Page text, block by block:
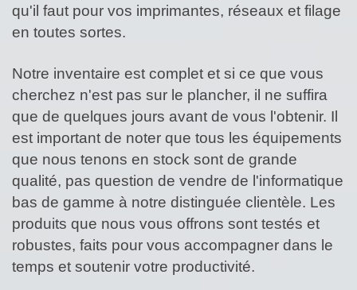
qu'il faut pour vos imprimantes, réseaux et filage
en toutes sortes.
Notre inventaire est complet et si ce que vous
cherchez n'est pas sur le plancher, il ne suffira
que de quelques jours avant de vous l'obtenir. Il
est important de noter que tous les équipements
que nous tenons en stock sont de grande
qualité, pas question de vendre de l'informatique
bas de gamme à notre distinguée clientèle. Les
produits que nous vous offrons sont testés et
robustes, faits pour vous accompagner dans le
temps et soutenir votre productivité.